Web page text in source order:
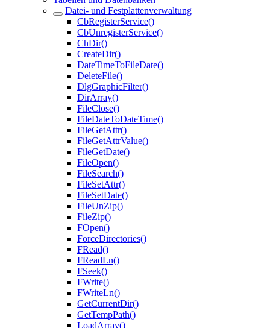
Datei- und Festplattenverwaltung
CbRegisterService()
CbUnregisterService()
ChDir()
CreateDir()
DateTimeToFileDate()
DeleteFile()
DlgGraphicFilter()
DirArray()
FileClose()
FileDateToDateTime()
FileGetAttr()
FileGetAttrValue()
FileGetDate()
FileOpen()
FileSearch()
FileSetAttr()
FileSetDate()
FileUnZip()
FileZip()
FOpen()
ForceDirectories()
FRead()
FReadLn()
FSeek()
FWrite()
FWriteLn()
GetCurrentDir()
GetTempPath()
LoadArray()